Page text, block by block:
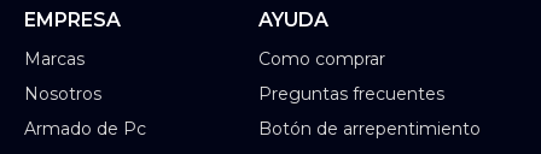
EMPRESA
Marcas
Nosotros
Armado de Pc
AYUDA
Como comprar
Preguntas frecuentes
Botón de arrepentimiento